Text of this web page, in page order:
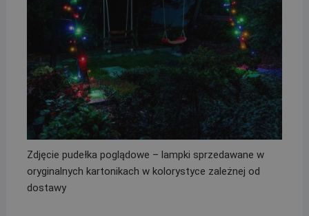
Zdjęcie pudełka poglądowe – lampki sprzedawane w
oryginalnych kartonikach w kolorystyce zależnej od
dostawy